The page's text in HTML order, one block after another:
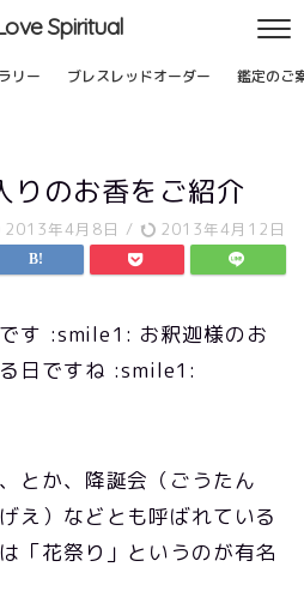
Spiritual
リー ブレスレッドオーダー 鑑定のご
のお香をご紹介
2013年4月8日 / 2013年4月12日
す :smile1: お釈迦様のお
日ですね :smile1:
とか、降誕会（ごうたん
え）などとも呼ばれている
「花祭り」というのが有名